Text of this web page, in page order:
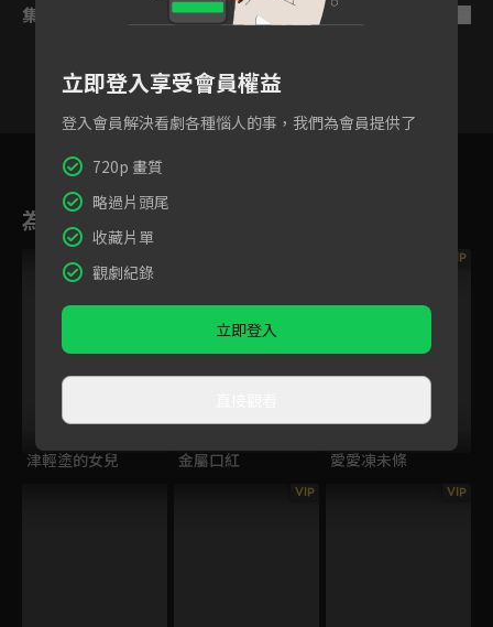
集數列表
26
為您推薦
津輕塗的女兒 金屬口紅
VIP
愛愛凍未條
VIP VIP
立即登入享受會員權益
登入會員解決看劇各種惱人的事，我們為會員提供了
720p 畫質
略過片頭尾
收藏片單
觀劇紀錄
立即登入